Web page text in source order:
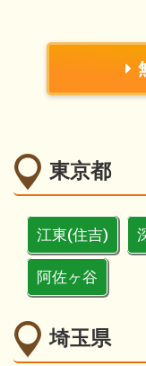
東京都
江東(住吉)
阿佐ヶ谷
埼玉県